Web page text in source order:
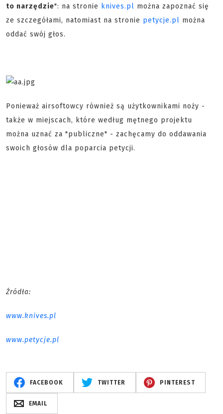
to narzędzie": na stronie knives.pl można zapoznać się
ze szczegółami, natomiast na stronie petycje.pl można
oddać swój głos.
Ponieważ airsoftowcy również są użytkownikami noży -
także w miejscach, które według mętnego projektu
można uznać za "publiczne" - zachęcamy do oddawania
swoich głosów dla poparcia petycji.
Źródła:
www.knives.pl
www.petycje.pl
FACEBOOK TWITTER PINTEREST
EMAIL